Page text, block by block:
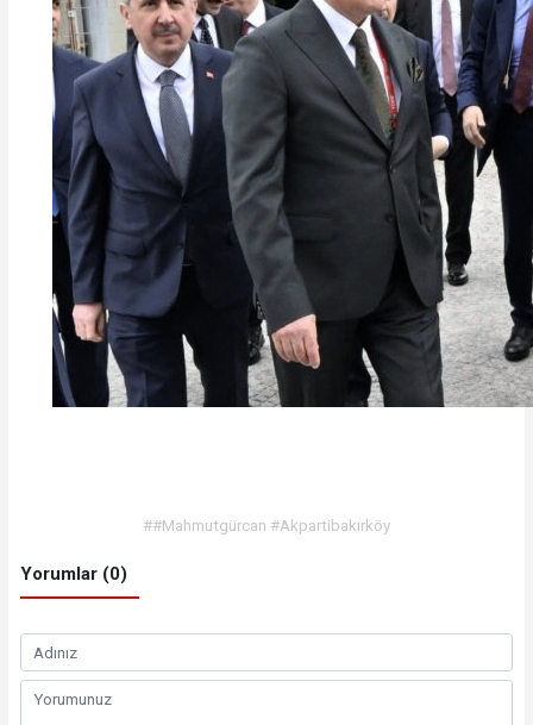
##Mahmutgürcan #Akpartibakırköy
Yorumlar (0)